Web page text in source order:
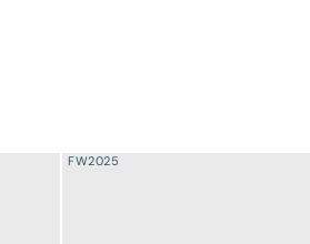
FW2025